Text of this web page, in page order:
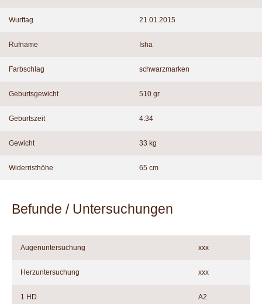
Wurftag 21.01.2015
Rufname Isha
Farbschlag schwarzmarken
Geburtsgewicht 510 gr
Geburtszeit 4:34
Gewicht 33 kg
Widerristhöhe 65 cm
Befunde / Untersuchungen
Augenuntersuchung xxx
Herzuntersuchung xxx
1 HD A2